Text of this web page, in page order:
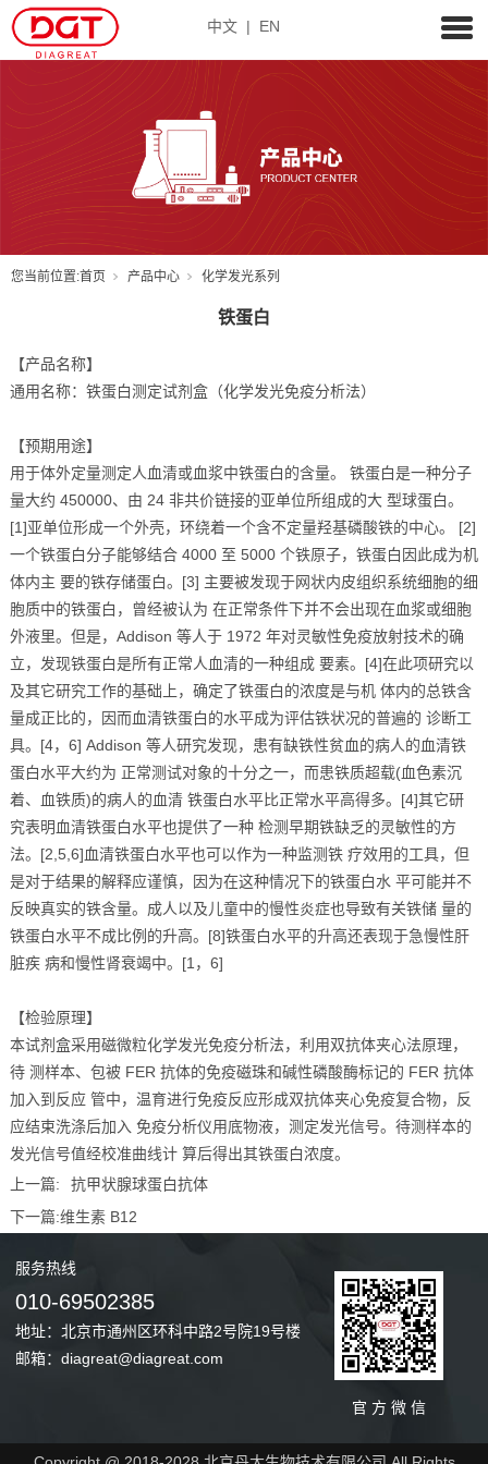
中文 | EN
您当前位置:首页 产品中心 化学发光系列
铁蛋白
【产品名称】
通用名称：铁蛋白测定试剂盒（化学发光免疫分析法）
【预期用途】
用于体外定量测定人血清或血浆中铁蛋白的含量。 铁蛋白是一种分子
量大约 450000、由 24 非共价链接的亚单位所组成的大 型球蛋白。
[1]亚单位形成一个外壳，环绕着一个含不定量羟基磷酸铁的中心。 [2]
一个铁蛋白分子能够结合 4000 至 5000 个铁原子，铁蛋白因此成为机
体内主 要的铁存储蛋白。[3] 主要被发现于网状内皮组织系统细胞的细
胞质中的铁蛋白，曾经被认为 在正常条件下并不会出现在血浆或细胞
外液里。但是，Addison 等人于 1972 年对灵敏性免疫放射技术的确
立，发现铁蛋白是所有正常人血清的一种组成 要素。[4]在此项研究以
及其它研究工作的基础上，确定了铁蛋白的浓度是与机 体内的总铁含
量成正比的，因而血清铁蛋白的水平成为评估铁状况的普遍的 诊断工
具。[4，6] Addison 等人研究发现，患有缺铁性贫血的病人的血清铁
蛋白水平大约为 正常测试对象的十分之一，而患铁质超载(血色素沉
着、血铁质)的病人的血清 铁蛋白水平比正常水平高得多。[4]其它研
究表明血清铁蛋白水平也提供了一种 检测早期铁缺乏的灵敏性的方
法。[2,5,6]血清铁蛋白水平也可以作为一种监测铁 疗效用的工具，但
是对于结果的解释应谨慎，因为在这种情况下的铁蛋白水 平可能并不
反映真实的铁含量。成人以及儿童中的慢性炎症也导致有关铁储 量的
铁蛋白水平不成比例的升高。[8]铁蛋白水平的升高还表现于急慢性肝
脏疾 病和慢性肾衰竭中。[1，6]
【检验原理】
本试剂盒采用磁微粒化学发光免疫分析法，利用双抗体夹心法原理，
待 测样本、包被 FER 抗体的免疫磁珠和碱性磷酸酶标记的 FER 抗体
加入到反应 管中，温育进行免疫反应形成双抗体夹心免疫复合物，反
应结束洗涤后加入 免疫分析仪用底物液，测定发光信号。待测样本的
发光信号值经校准曲线计 算后得出其铁蛋白浓度。
上一篇:
抗甲状腺球蛋白抗体
下一篇:维生素 B12
服务热线
010-69502385
地址：北京市通州区环科中路2号院19号楼
邮箱：diagreat@diagreat.com
官 方 微 信